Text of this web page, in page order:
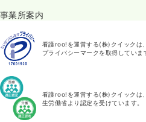
事業所案内
看護roo!を運営する(株)クイックは
プライバシーマークを取得していま
看護roo!を運営する(株)クイックは
生労働省より認定を受けています。